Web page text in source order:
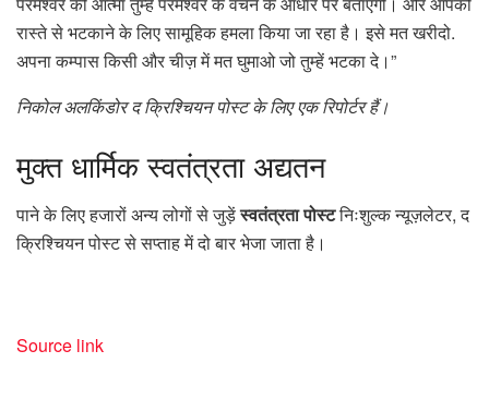
रास्ते से भटकाने के लिए सामूहिक हमला किया जा रहा है। इसे मत खरीदो.
अपना कम्पास किसी और चीज़ में मत घुमाओ जो तुम्हें भटका दे।”
निकोल अलकिंडोर द क्रिश्चियन पोस्ट के लिए एक रिपोर्टर हैं।
मुक्तधार्मिक स्वतंत्रता अद्यतन
पाने के लिए हजारों अन्य लोगों से जुड़ेंस्वतंत्रता पोस्टनिःशुल्क न्यूज़लेटर, द
क्रिश्चियन पोस्ट से सप्ताह में दो बार भेजा जाता है।
Source link